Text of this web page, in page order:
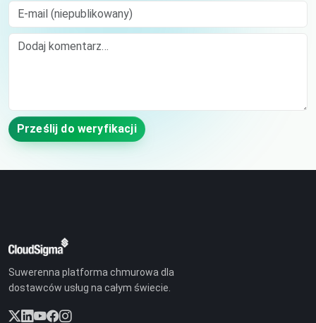
E-mail (niepublikowany)
Comment
Prześlij do weryfikacji
Suwerenna platforma chmurowa dla
dostawców usług na całym świecie.